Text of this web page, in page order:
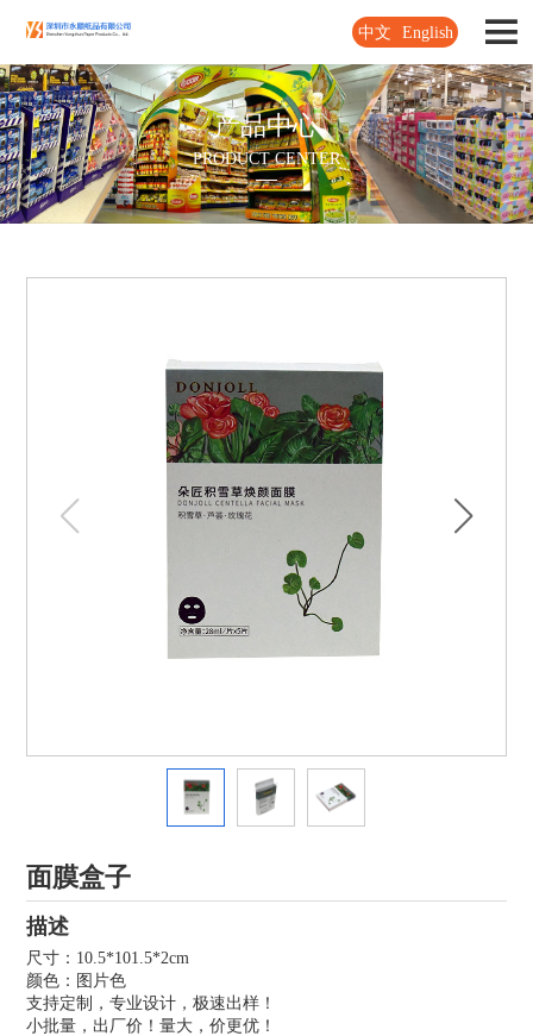
中文 English
产品中心
PRODUCT CENTER
面膜盒子
描述
尺寸：10.5*101.5*2cm
颜色：图片色
支持定制，专业设计，极速出样！
小批量，出厂价！量大，价更优！